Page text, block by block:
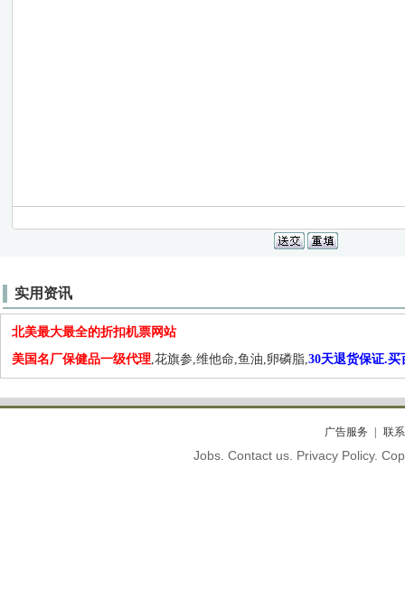
实用资讯
北美最大最全的折扣机票网站
美国名厂保健品一级代理,花旗参,维他命,鱼油,卵磷脂,30天退货保证.买
广告服务 联
Jobs. Contact us. Privacy Policy.